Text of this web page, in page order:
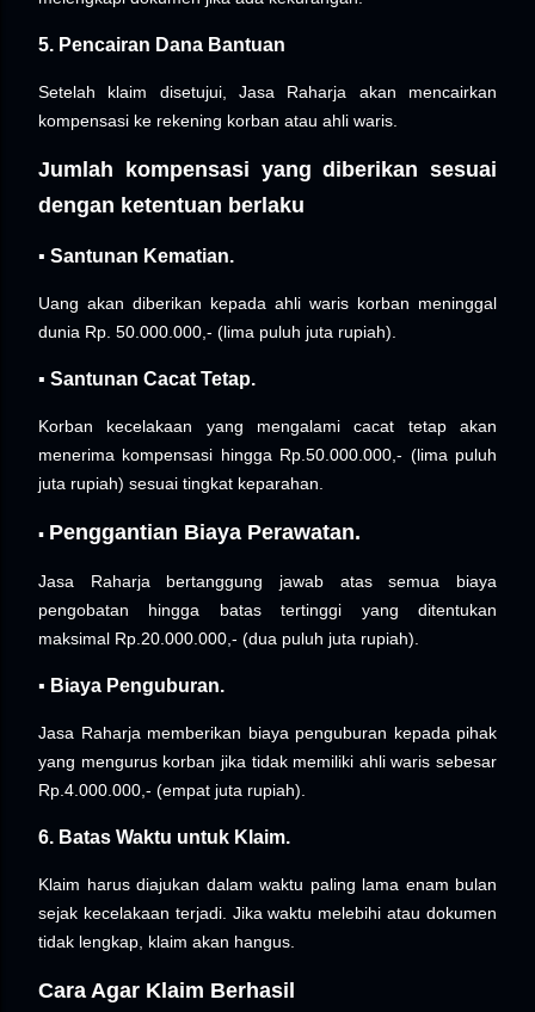
5. Pencairan Dana Bantuan
Setelah klaim disetujui, Jasa Raharja akan mencairkan
kompensasi ke rekening korban atau ahli waris.
Jumlah kompensasi yang diberikan sesuai
dengan ketentuan berlaku
▪︎ Santunan Kematian.
Uang akan diberikan kepada ahli waris korban meninggal
dunia Rp. 50.000.000,- (lima puluh juta rupiah).
▪︎ Santunan Cacat Tetap.
Korban kecelakaan yang mengalami cacat tetap akan
menerima kompensasi hingga Rp.50.000.000,- (lima puluh
juta rupiah) sesuai tingkat keparahan.
▪︎ Penggantian Biaya Perawatan.
Jasa Raharja bertanggung jawab atas semua biaya
pengobatan hingga batas tertinggi yang ditentukan
maksimal Rp.20.000.000,- (dua puluh juta rupiah).
▪︎ Biaya Penguburan.
Jasa Raharja memberikan biaya penguburan kepada pihak
yang mengurus korban jika tidak memiliki ahli waris sebesar
Rp.4.000.000,- (empat juta rupiah).
6. Batas Waktu untuk Klaim.
Klaim harus diajukan dalam waktu paling lama enam bulan
sejak kecelakaan terjadi. Jika waktu melebihi atau dokumen
tidak lengkap, klaim akan hangus.
Cara Agar Klaim Berhasil